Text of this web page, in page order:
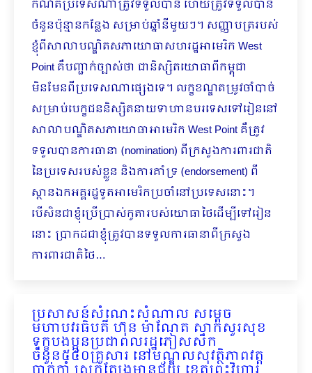
កំណត់ប្រទេសណាត្រូវទទួលបាន ហើយត្រូវទទួលបាន
ចំនួនប៉ុន្មានកន្លែង សម្រាប់ឆ្នាំនីមួយៗ។ សញ្ញាបត្ររបស់
ខ្ញុំពីសាលាបណ្ឌិតសភាយោធាសហរដ្ឋអាមេរិក West
Point គឺបញ្ជាក់ច្បាស់ថា ជានិស្សិតយោធាពីកម្ពុជា
មិនមែនពីប្រទេសណាផ្សេងទេ។ លក្ខខណ្ឌតម្រូវចាំបាច់
សម្រាប់បេក្ខជននិស្សិតនាយទាហានបរទេសទៅរៀននៅ
សាលាបណ្ឌិតសភាយោធាអាមេរិក West Point គឺត្រូវ
ទទួលបានការធានា (nomination) ពីក្រសួងការពារជាតិ
នៃប្រទេសរបស់ខ្លួន និងការគាំទ្រ (endorsement) ពី
ស្ថានឯកអគ្គរដ្ឋទូតអាមេរិកប្រចាំនៅប្រទេសនោះ។
បើសិនជាខ្ញុំប្រើប្រាស់កូតារបស់យោធាថៃដើម្បីទៅរៀន
នោះ ប្រាកដជាខ្ញុំត្រូវបានទទួលការធានាពីក្រសួង
ការពារជាតិថៃ…
ប្រសាសន៍សំណេះសំណាល សម្តេច
មហាបវរធិបតី ហ៊ុន ម៉ាណែត សាកសួរសុខ
ទុក្ខបងប្អូនប្រជាពលរដ្ឋភៀសសឹក
ចំនួន៥៤០គ្រួសារ នៅមណ្ឌលសុវត្ថិភាពវត្ត